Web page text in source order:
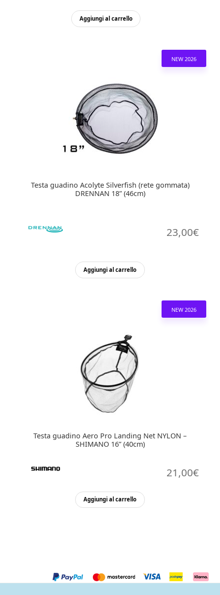
Aggiungi al carrello
NEW 2026
Testa guadino Acolyte Silverfish (rete gommata)
DRENNAN 18” (46cm)
23,00€
Aggiungi al carrello
NEW 2026
Testa guadino Aero Pro Landing Net NYLON –
SHIMANO 16” (40cm)
21,00€
Aggiungi al carrello